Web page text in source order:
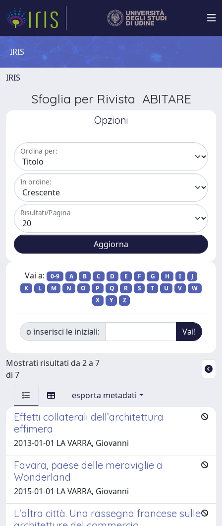
IRIS
IRIS
Sfoglia per Rivista ABITARE
Opzioni
Ordina per:
In ordine:
Risultati/Pagina
Vai a: 0-9 A B C D E F G H I
J
K
L M N O P Q R S T U V
W
X
Y Z
o inserisci le iniziali:
Mostrati risultati da 2 a 7
di 7
esporta metadati
Effetti collaterali dell’architettura
effimera
2013-01-01 LA VARRA, Giovanni
Favara, paese delle meraviglie a
Wonderland
2015-01-01 LA VARRA, Giovanni
L'altra città. Una rassegna francese sulle